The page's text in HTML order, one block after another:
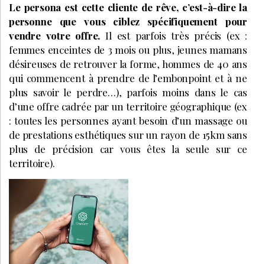
Le persona est cette cliente de rêve, c’est-à-dire la
personne que vous ciblez spécifiquement pour
vendre votre offre. Il est parfois très précis (ex :
femmes enceintes de 3 mois ou plus, jeunes mamans
désireuses de retrouver la forme, hommes de 40 ans
qui commencent à prendre de l’embonpoint et à ne
plus savoir le perdre…), parfois moins dans le cas
d’une offre cadrée par un territoire géographique (ex
: toutes les personnes ayant besoin d’un massage ou
de prestations esthétiques sur un rayon de 15km sans
plus de précision car vous êtes la seule sur ce
territoire).